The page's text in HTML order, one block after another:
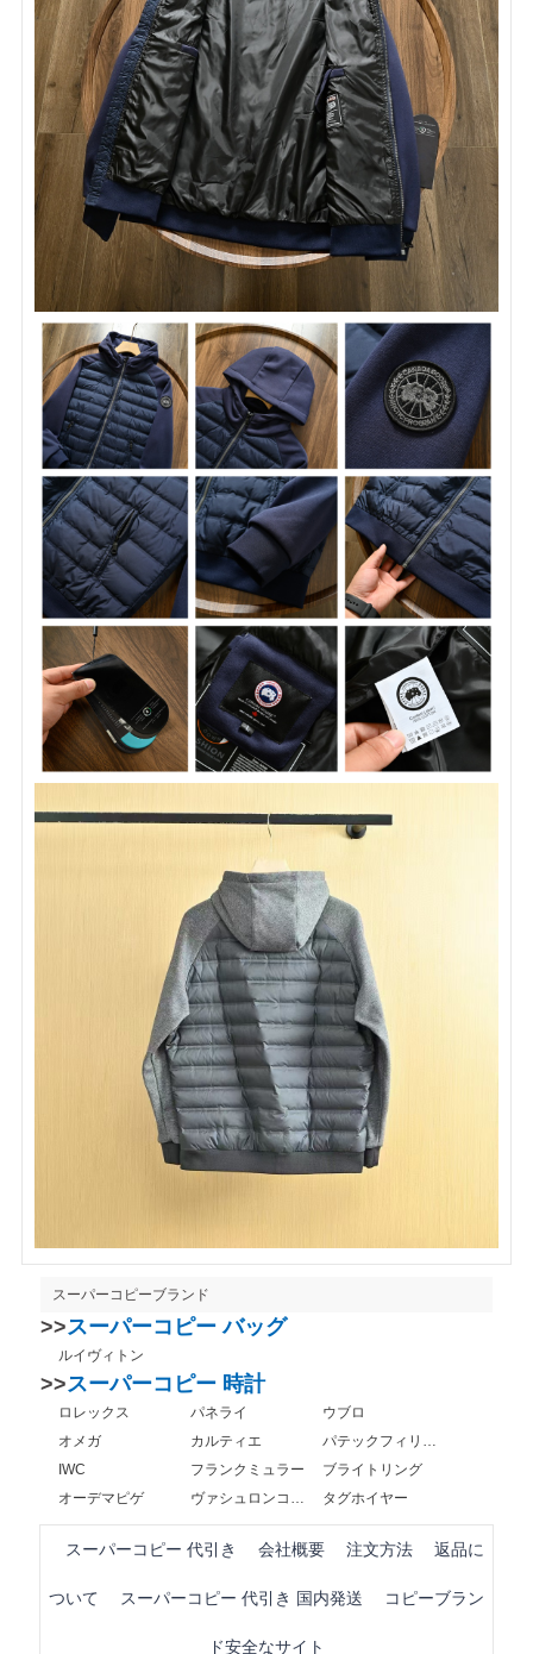
スーパーコピーブランド
>>スーパーコピー バッグ
ルイヴィトン
>>スーパーコピー 時計
ロレックス パネライ
ウブロ
オメガ
カルティエ
IWC
フランクミュラー
ブライトリング
オーデマピゲ
タグホイヤー
スーパーコピー 代引き 会社概要 注文方法 返品に
ついて スーパーコピー 代引き 国内発送 コピーブラン
ド安全なサイト